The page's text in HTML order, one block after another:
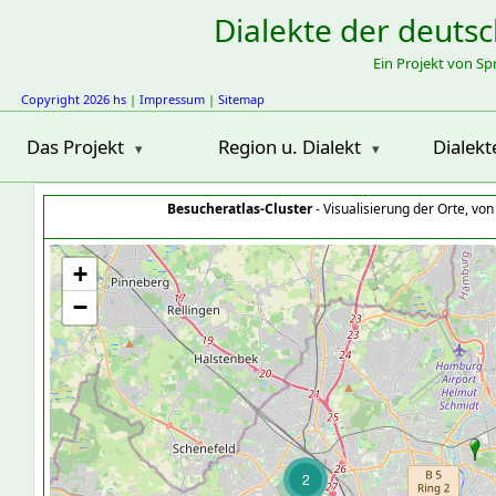
Dialekte der
Ein Projekt von
Copyright 2026 hs | Impressum | Sitemap
Das Projekt Region u. Dialekt
Besucheratlas-Cluster- Visualisierung der Orte,
2
+
−